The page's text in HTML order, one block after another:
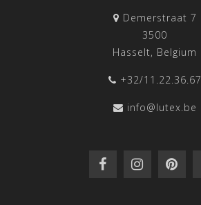
Demerstraat 7
3500
Hasselt, Belgium
+32/11.22.36.67
info@lutex.be